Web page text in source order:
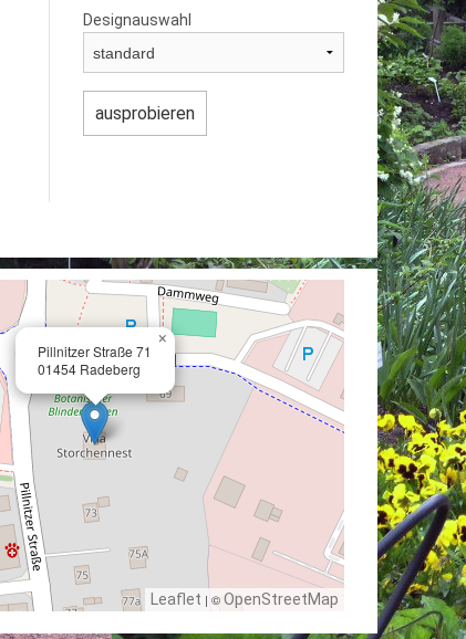
Designauswahl
Pillnitzer Straße 71
01454 Radeberg
×
Leaflet | ©OpenStreetMap